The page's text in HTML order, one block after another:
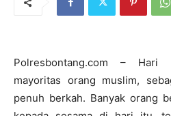
Polresbontang.com – Hari
mayoritas orang muslim,
penuh berkah. Banyak orang